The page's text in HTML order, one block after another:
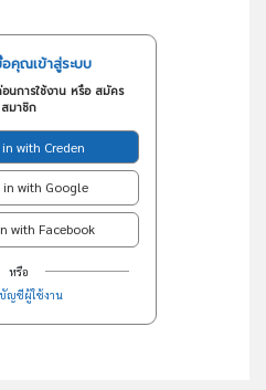
คุณเข้าสู่ระบบ
นการใช้งาน หรือ สมัคร
สมาชิก
with Creden
in with Google
with Facebook
หรือ
ญชีผู้ใช้งาน